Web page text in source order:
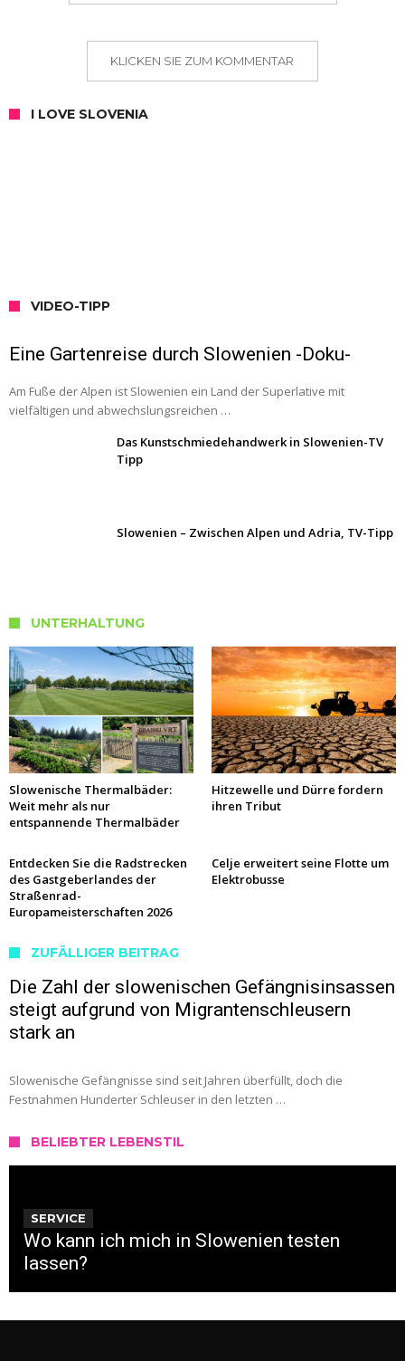
KLICKEN SIE ZUM KOMMENTAR
I LOVE SLOVENIA
VIDEO-TIPP
Eine Gartenreise durch Slowenien -Doku-
Am Fuße der Alpen ist Slowenien ein Land der Superlative mit
vielfältigen und abwechslungsreichen …
Das Kunstschmiedehandwerk in Slowenien-TV
Tipp
Slowenien – Zwischen Alpen und Adria, TV-Tipp
UNTERHALTUNG
Slowenische Thermalbäder:
Weit mehr als nur
entspannende Thermalbäder
Hitzewelle und Dürre fordern
ihren Tribut
Entdecken Sie die Radstrecken
des Gastgeberlandes der
Straßenrad-
Europameisterschaften 2026
Celje erweitert seine Flotte um
Elektrobusse
ZUFÄLLIGER BEITRAG
Die Zahl der slowenischen Gefängnisinsassen
steigt aufgrund von Migrantenschleusern
stark an
Slowenische Gefängnisse sind seit Jahren überfüllt, doch die
Festnahmen Hunderter Schleuser in den letzten …
BELIEBTER LEBENSTIL
SERVICE
Wo kann ich mich in Slowenien testen
lassen?